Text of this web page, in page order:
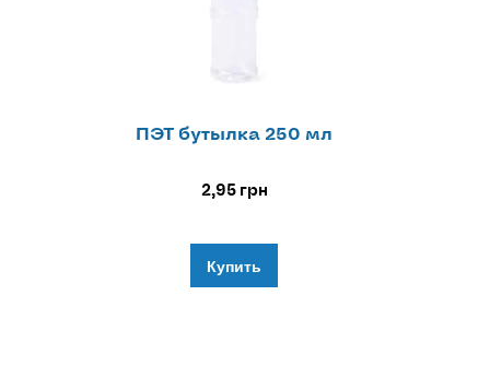
ПЭТ бутылка 250 мл
2,95 грн
Купить